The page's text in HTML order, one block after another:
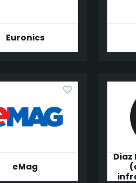
Euronics
eMag
Diaz